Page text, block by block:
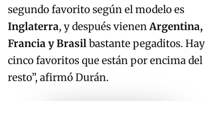
segundo favorito según el modelo es
Inglaterra, y después vienenArgentina,
Francia y Brasilbastante pegaditos. Hay
cinco favoritos que están por encima del
resto”, afirmó Durán.